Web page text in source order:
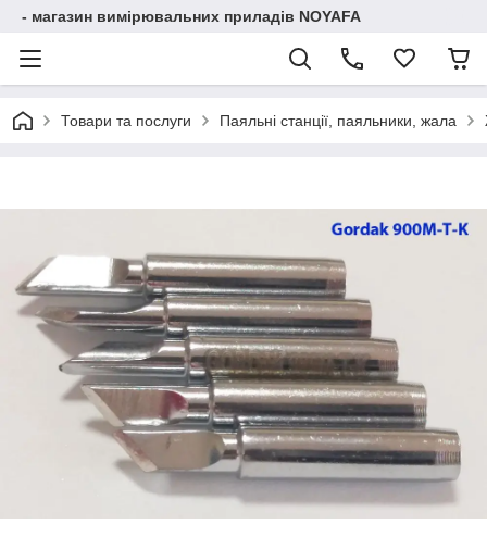
- магазин вимірювальних приладів NOYAFA
Товари та послуги Паяльні станції, паяльники, жала